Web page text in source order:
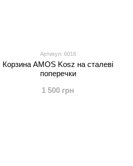
Артикул: 6016
Корзина AMOS Kosz на сталеві
поперечки
1 500 грн